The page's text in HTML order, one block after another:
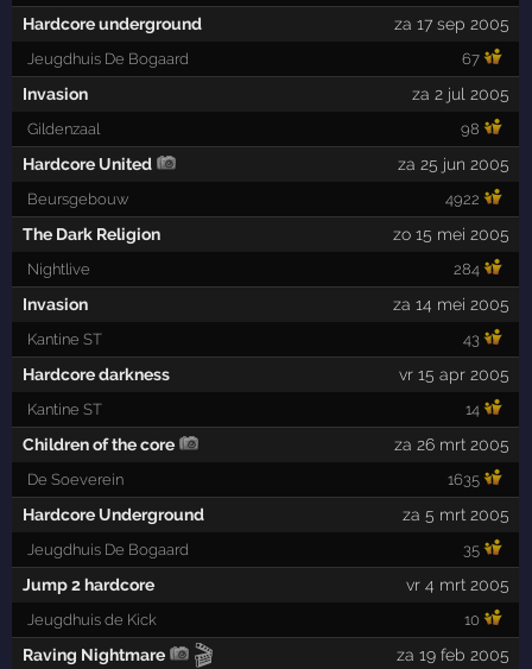
Hardcore underground za 17 sep 2005
Jeugdhuis De Bogaard 67
Invasion za 2 jul 2005
Gildenzaal 98
Hardcore United za 25 jun 2005
Beursgebouw 4922
The Dark Religion zo 15 mei 2005
Nightlive 284
Invasion za 14 mei 2005
Kantine ST 43
Hardcore darkness vr 15 apr 2005
Kantine ST 14
Children of the core za 26 mrt 2005
De Soeverein 1635
Hardcore Underground za 5 mrt 2005
Jeugdhuis De Bogaard 35
Jump 2 hardcore vr 4 mrt 2005
Jeugdhuis de Kick 10
Raving Nightmare 🎬 za 19 feb 2005